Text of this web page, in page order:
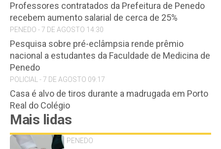
Professores contratados da Prefeitura de Penedo
recebem aumento salarial de cerca de 25%
PENEDO - 7 DE AGOSTO 14:30
Pesquisa sobre pré-eclâmpsia rende prêmio
nacional a estudantes da Faculdade de Medicina de
Penedo
POLICIAL - 7 DE AGOSTO 09:17
Casa é alvo de tiros durante a madrugada em Porto
Real do Colégio
Mais lidas
PENEDO